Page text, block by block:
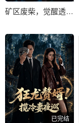
矿区废柴，觉醒透视赌石术
已完结